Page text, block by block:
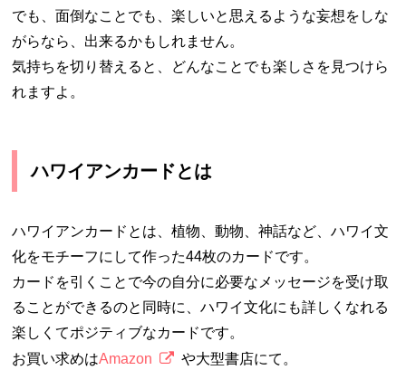
でも、面倒なことでも、楽しいと思えるような妄想をしな
がらなら、出来るかもしれません。
気持ちを切り替えると、どんなことでも楽しさを見つけら
れますよ。
ハワイアンカードとは
ハワイアンカードとは、植物、動物、神話など、ハワイ文
化をモチーフにして作った44枚のカードです。
カードを引くことで今の自分に必要なメッセージを受け取
ることができるのと同時に、ハワイ文化にも詳しくなれる
楽しくてポジティブなカードです。
お買い求めはAmazon や大型書店にて。